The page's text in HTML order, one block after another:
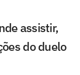
assistir,
do duelo